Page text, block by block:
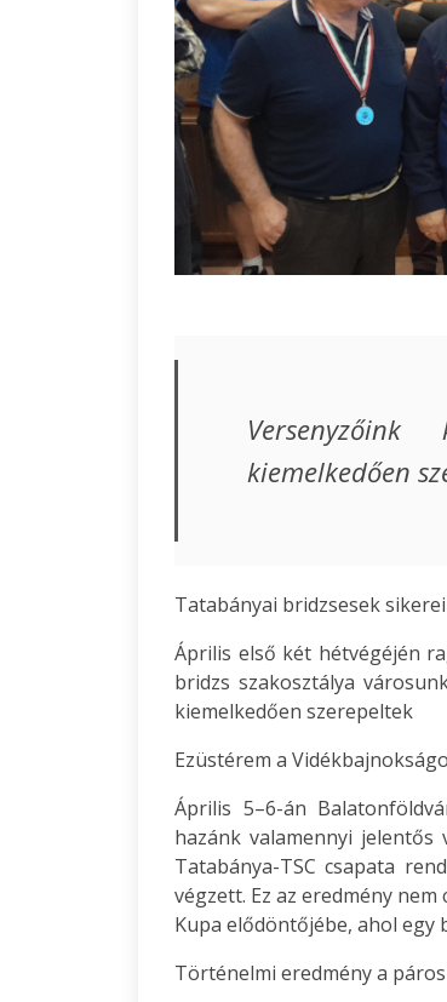
kiemelkedően
Tatabányai bridzsesek
Április első két hétvégéjén
bridzs szakosztálya
kiemelkedően szerepeltek
Ezüstérem a
Április 5–6-án
hazánk valamennyi
Tatabánya-TSC csapata
végzett. Ez az eredmény
Kupa elődöntőjébe, ahol
Történelmi eredmény a